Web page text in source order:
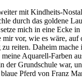
mit Kindheits-
durch das goldene
mich in eine Ecke
mir vor, wie es wäre, auf
zu reiten. Daheim
Aquarell-Farben
der Grundschule war,
Pferd von Franz